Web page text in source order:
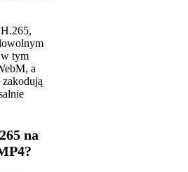
tym
a
na